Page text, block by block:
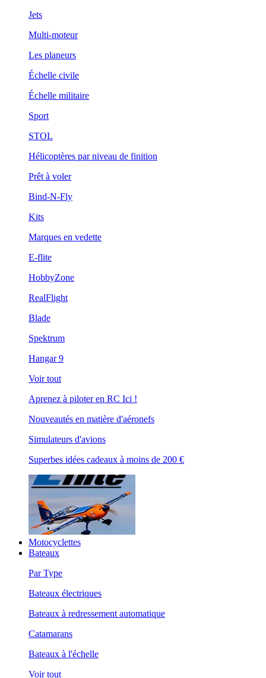
Jets
Multi-moteur
Les planeurs
Échelle civile
Échelle militaire
Sport
STOL
Hélicoptères par niveau de finition
Prêt à voler
Bind-N-Fly
Kits
Marques en vedette
E-flite
HobbyZone
RealFlight
Blade
Spektrum
Hangar 9
Voir tout
Aprenez à piloter en RC Ici !
Nouveautés en matière d'aéronefs
Simulateurs d'avions
Superbes idées cadeaux à moins de 200 €
Motocyclettes
Bateaux
Par Type
Bateaux électriques
Bateaux à redressement automatique
Catamarans
Bateaux à l'échelle
Voir tout